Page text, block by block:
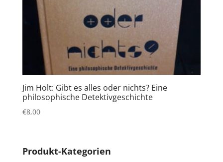
Jim Holt: Gibt es alles oder nichts? Eine
philosophische Detektivgeschichte
€8,00
Produkt-Kategorien